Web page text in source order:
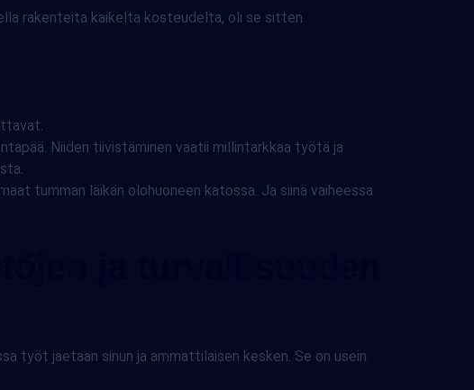
rakenteita kaikelta kosteudelta, oli se sitten
Niiden tiivistäminen vaatii millintarkkaa työtä ja
tumman läikän olohuoneen katossa. Ja siinä vaiheessa
työt jaetaan sinun ja ammattilaisen kesken. Se on usein